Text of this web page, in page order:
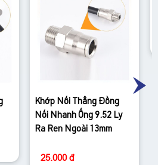
Khớp Nối Thẳng Đồng
Nối Nhanh Ống 9.52 Ly
Ra Ren Ngoài 13mm
25.000 đ